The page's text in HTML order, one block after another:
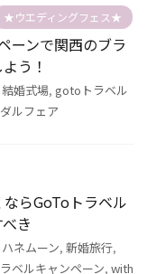
★ウエディングフェス★
ーンで関西のブラ
う！
結婚式場, gotoトラベル
ルフェア
らGoToトラベル
き
ハネムーン, 新婚旅行,
ベルキャンペーン, with